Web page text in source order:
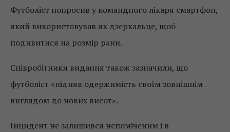
Футболіст попросив у командного лікаря смартфон,
який використовував як дзеркальце, щоб
подивитися на розмір рани.
Співробітники видання також зазначили, що
футболіст «підняв одержимість своїм зовнішнім
виглядом до нових висот».
Інцидент не залишився непоміченим і в